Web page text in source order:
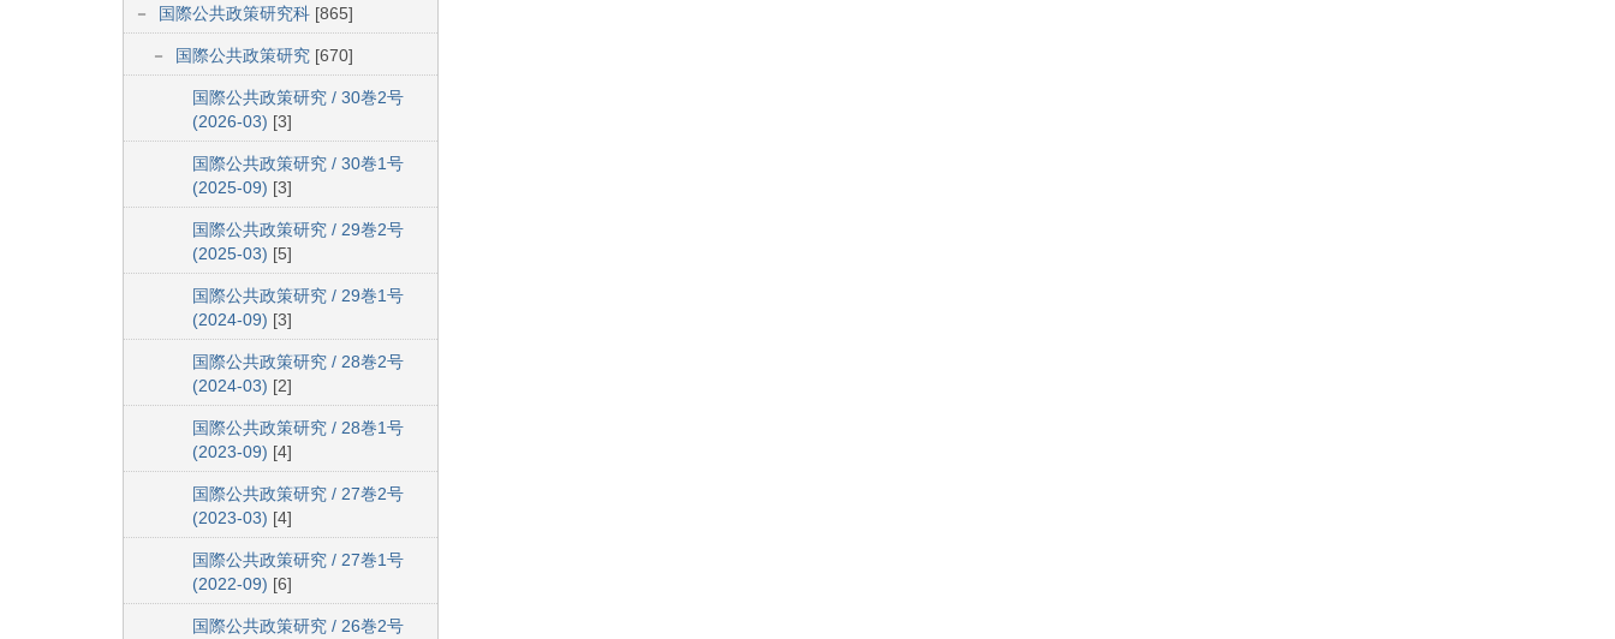
国際公共政策研究科 [865]
国際公共政策研究 [670]
国際公共政策研究 / 30巻2号
(2026-03) [3]
国際公共政策研究 / 30巻1号
(2025-09) [3]
国際公共政策研究 / 29巻2号
(2025-03) [5]
国際公共政策研究 / 29巻1号
(2024-09) [3]
国際公共政策研究 / 28巻2号
(2024-03) [2]
国際公共政策研究 / 28巻1号
(2023-09) [4]
国際公共政策研究 / 27巻2号
(2023-03) [4]
国際公共政策研究 / 27巻1号
(2022-09) [6]
国際公共政策研究 / 26巻2号